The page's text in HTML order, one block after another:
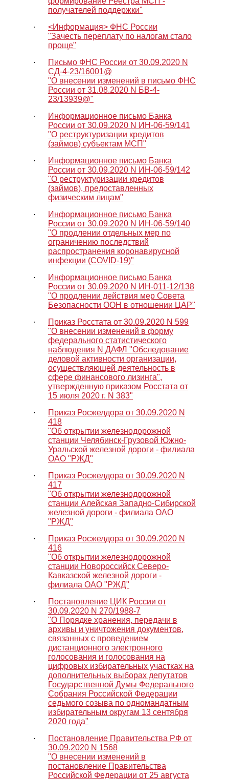
получателей поддержки"
∙
<Информация> ФНС России
"Зачесть переплату по налогам стало
проще"
∙
Письмо ФНС России от 30.09.2020 N
СД-4-23/16001@
"О внесении изменений в письмо ФНС
России от 31.08.2020 N БВ-4-
23/13939@"
∙
Информационное письмо Банка
России от 30.09.2020 N ИН-06-59/141
"О реструктуризации кредитов
(займов) субъектам МСП"
∙
Информационное письмо Банка
России от 30.09.2020 N ИН-06-59/142
"О реструктуризации кредитов
(займов), предоставленных
физическим лицам"
∙
Информационное письмо Банка
России от 30.09.2020 N ИН-06-59/140
"О продлении отдельных мер по
ограничению последствий
распространения коронавирусной
инфекции (COVID-19)"
∙
Информационное письмо Банка
России от 30.09.2020 N ИН-011-12/138
"О продлении действия мер Совета
Безопасности ООН в отношении ЦАР"
∙
Приказ Росстата от 30.09.2020 N 599
"О внесении изменений в форму
федерального статистического
наблюдения N ДАФЛ "Обследование
деловой активности организации,
осуществляющей деятельность в
сфере финансового лизинга",
утвержденную приказом Росстата от
15 июля 2020 г. N 383"
∙
Приказ Росжелдора от 30.09.2020 N
418
"Об открытии железнодорожной
станции Челябинск-Грузовой Южно-
Уральской железной дороги - филиала
ОАО "РЖД"
∙
Приказ Росжелдора от 30.09.2020 N
417
"Об открытии железнодорожной
станции Алейская Западно-Сибирской
железной дороги - филиала ОАО
"РЖД"
∙
Приказ Росжелдора от 30.09.2020 N
416
"Об открытии железнодорожной
станции Новороссийск Северо-
Кавказской железной дороги -
филиала ОАО "РЖД"
∙
Постановление ЦИК России от
30.09.2020 N 270/1988-7
"О Порядке хранения, передачи в
архивы и уничтожения документов,
связанных с проведением
дистанционного электронного
голосования и голосования на
цифровых избирательных участках на
дополнительных выборах депутатов
Государственной Думы Федерального
Собрания Российской Федерации
седьмого созыва по одномандатным
избирательным округам 13 сентября
2020 года"
∙
Постановление Правительства РФ от
30.09.2020 N 1568
"О внесении изменений в
постановление Правительства
Российской Федерации от 25 августа